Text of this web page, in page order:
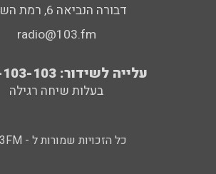
דבורה הנביאה 6, רמת השרון
radio@103.fm
עלייה לשידור: 0552-103-103
בעלות שיחה רגילה
כל הזכויות שמורות ל - 103FM